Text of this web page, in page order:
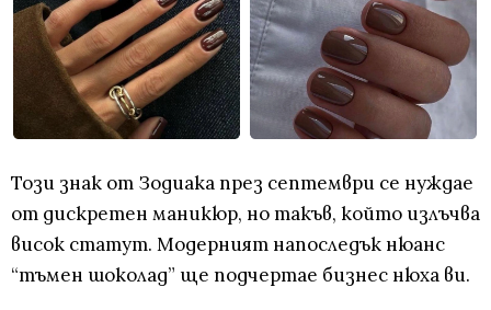
Този знак от Зодиака през септември се нуждае
от дискретен маникюр, но такъв, който излъчва
висок статут. Модерният напоследък нюанс
“тъмен шоколад” ще подчертае бизнес нюха ви.